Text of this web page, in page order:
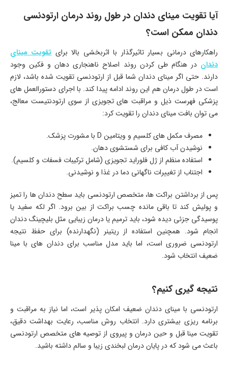
آیا تقویت مینای دندان در طول روند درمان ارتودنسی
دندان ممکن است؟
راهکارهای درمانی بسیار تاثیرگذار با اثربخشی بالا برایتقویت مینای
دندان در هنگام طی کردن روند اصلاح ناهنجاری دهان و فکین وجود
دارند. حتی اگر مینای دندان شما قبل از ارتودنسی تقویت شده باشد، لازم
است در طول درمان هم این روند ادامه پیدا کند. با اجرای دستورالعمل های
پزشکی فهرست ذیل و مراقبت های تجویزی از سوی ارتودنتیست معالج،
می توان بافت مینای دندان را تقویت کرد:
مصرف مکمل های کلسیم و ویتامین D با مشورت پزشک.
نوشیدن آب کافی برای شستشوی دهان.
استفاده منظم از ژل فلوراید تجویزی (شامل ترکیبات فسفات و کلسیم).
اجتناب از تغییرات ناگهانی دما در غذا و نوشیدنی.
پس از برداشتن براکت ها، متخصص ارتودنسی باید سطح دندان ها را تمیز
و پولیش کند تا باقی مانده چسب براکت از بین برود. اگر لکه سفید یا
پوسیدگی جزئی دیده شود، باید ترمیم یا درمان زیبایی مثل بلیچینگ دندان
انجام شود. همچنین استفاده از ریتینر (نگهدارنده) برای حفظ نتیجه
ارتودنسی ضروری است، اما باید مدل مناسب برای دندان های با مينا
ضعیف انتخاب شود.
نتیجه گیری کنیم؟
ارتودنسی با مینای دندان ضعیف امکان پذیر است، اما نیاز به مراقبت و
برنامه ریزی بیشتری دارد. انتخاب روش مناسب، رعایت بهداشت دقیق،
تقویت مينا قبل و حین درمان و پیروی از توصیه های متخصص ارتودنسی
باعث می شود که در پایان درمان لبخندی زیبا و سالم داشته باشید.